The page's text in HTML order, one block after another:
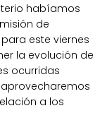
habíamos
de
este viernes
la evolución de
ocurridas
a los